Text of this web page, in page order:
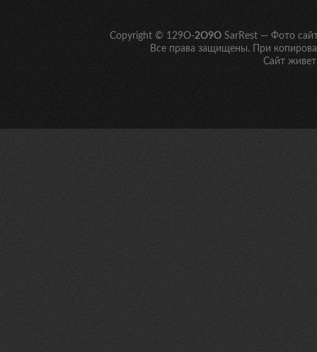
Copyright © 129O-2O9O SarRest — Фото
Все права защищены. При
Сайт живет